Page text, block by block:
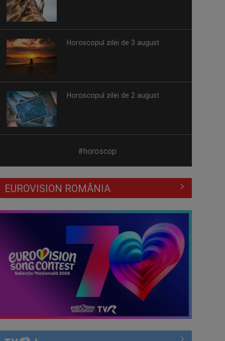
Horoscopul zilei de 3 august
Horoscopul zilei de 2 august
Horoscopul zilei de 1 august
Horoscopul zilei de 31 iulie
Horoscopul zilei de 30 iulie
Horoscopul zilei de 29 iulie
#horoscop
EUROVISION ROMÂNIA